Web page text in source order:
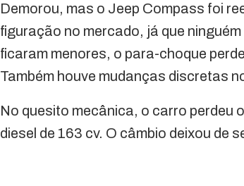
Demorou, mas o Jeep Compass foi
figuração no mercado, já que
ficaram menores, o para-choque
Também houve mudanças discretas
No quesito mecânica, o carro perdeu
diesel de 163 cv. O câmbio deixou de